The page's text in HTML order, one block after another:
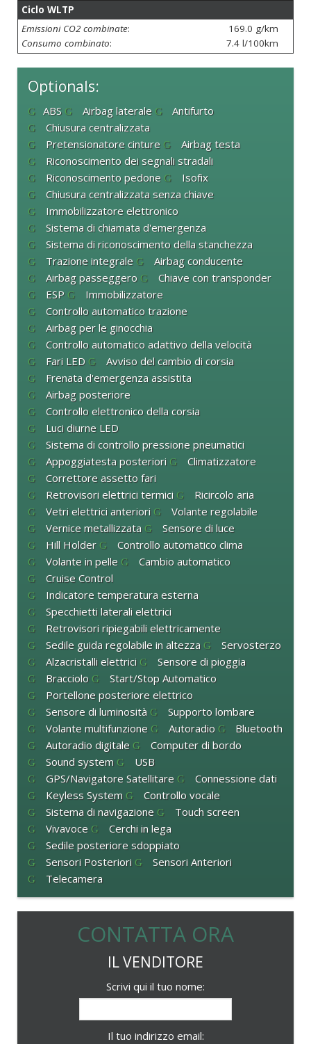
Ciclo WLTP
Emissioni CO2 combinate:
169.0 g/km
Consumo combinato: 7.4 l/100km
Optionals:
ABS Airbag laterale
Antifurto
Chiusura centralizzata
Pretensionatore cinture
Airbag testa
Riconoscimento dei segnali stradali
Riconoscimento pedone
Isofix
Chiusura centralizzata senza chiave
Immobilizzatore elettronico
Sistema di chiamata d'emergenza
Sistema di riconoscimento della stanchezza
Trazione integrale
Airbag conducente
Airbag passeggero
Chiave con transponder
ESP
Immobilizzatore
Controllo automatico trazione
Airbag per le ginocchia
Controllo automatico adattivo della velocità
Fari LED
Avviso del cambio di corsia
Frenata d'emergenza assistita
Airbag posteriore
Controllo elettronico della corsia
Luci diurne LED
Sistema di controllo pressione pneumatici
Appoggiatesta posteriori
Climatizzatore
Correttore assetto fari
Retrovisori elettrici termici
Ricircolo aria
Vetri elettrici anteriori
Volante regolabile
Vernice metallizzata
Sensore di luce
Hill Holder
Controllo automatico clima
Volante in pelle
Cambio automatico
Cruise Control
Indicatore temperatura esterna
Specchietti laterali elettrici
Retrovisori ripiegabili elettricamente
Sedile guida regolabile in altezza
Servosterzo
Alzacristalli elettrici
Sensore di pioggia
Bracciolo
Start/Stop Automatico
Portellone posteriore elettrico
Sensore di luminosità
Supporto lombare
Volante multifunzione
Autoradio
Bluetooth
Autoradio digitale
Computer di bordo
Sound system
USB
GPS/Navigatore Satellitare
Connessione dati
Keyless System
Controllo vocale
Sistema di navigazione
Touch screen
Vivavoce
Cerchi in lega
Sedile posteriore sdoppiato
Sensori Posteriori
Sensori Anteriori
Telecamera
CONTATTA ORA
IL VENDITORE
Scrivi qui il tuo nome:
Il tuo indirizzo email: